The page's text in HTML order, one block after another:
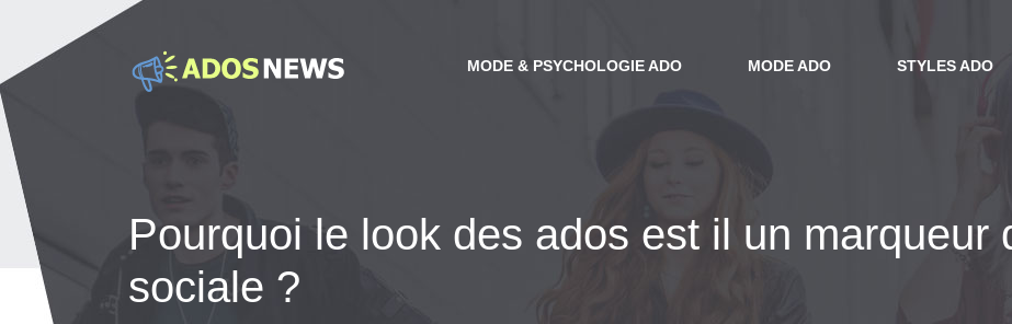
MODE & PSYCHOLOGIE ADO MODE ADO STYLES ADO
Pourquoi le look des ados est il un marqueur
sociale ?